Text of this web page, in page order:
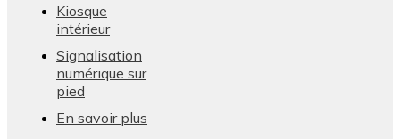
Kiosque
intérieur
Signalisation
numérique sur
pied
En savoir plus